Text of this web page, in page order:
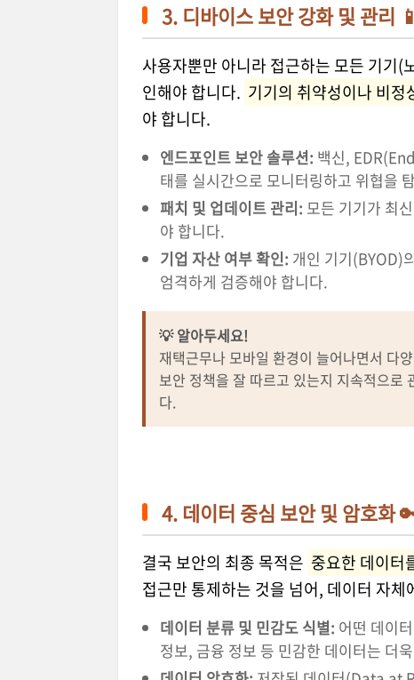
3. 디바이스 보안 강화 및 관리 📱
사용자뿐만 아니라 접근하는 모든 기기
인해야 합니다. 기기의 취약성이나 비정
야 합니다.
엔드포인트 보안 솔루션: 백신,
태를 실시간으로 모니터링하고 위협을
패치 및 업데이트 관리: 모든 기기가 최
야 합니다.
기업 자산 여부 확인: 개인 기기(BYOD)
엄격하게 검증해야 합니다.
💡 알아두세요!
재택근무나 모바일 환경이 늘어나면서 다
보안 정책을 잘 따르고 있는지 지속적으로
다.
4. 데이터 중심 보안 및 암호화
결국 보안의 최종 목적은 중요한 데이터
접근만 통제하는 것을 넘어, 데이터 자
데이터 분류 및 민감도 식별: 어떤 데이
정보, 금융 정보 등 민감한 데이터는 더